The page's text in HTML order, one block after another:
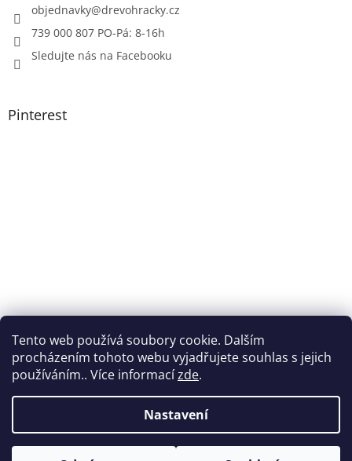
Tento web používá soubory cookie. Dalším
procházením tohoto webu vyjadřujete souhlas s jejich
používáním.. Více informacízde.
Nastavení
objednavky@drevohracky.cz
739 000 807 PO-Pá: 8-16h
Sledujte nás na Facebooku
Pinterest
Vytvořil Shoptet